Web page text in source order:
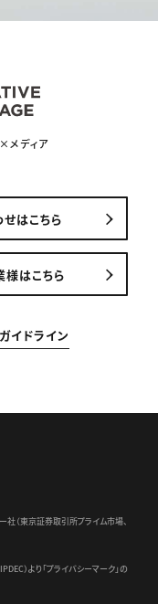
メディア
はこちら
様はこちら
イドライン
社（東京証券取引所プライム市場、
）より 「プライバシーマーク」の